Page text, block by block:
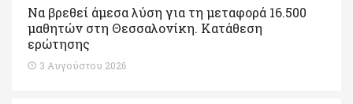
Να βρεθεί άμεσα λύση για τη μεταφορά 16.500
μαθητών στη Θεσσαλονίκη. Κατάθεση
ερώτησης
3 Αυγούστου 2026